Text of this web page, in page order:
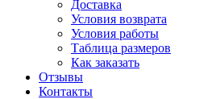
Доставка
Условия возврата
Условия работы
Таблица размеров
Как заказать
Отзывы
Контакты